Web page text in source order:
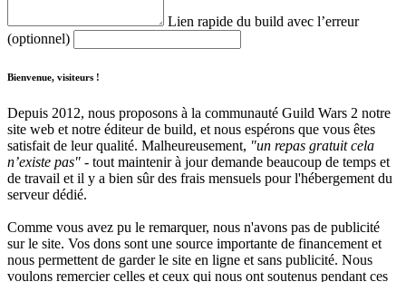
Lien rapide du build avec l’erreur
(optionnel)
Bienvenue, visiteurs !
Depuis 2012, nous proposons à la communauté Guild Wars 2 notre
site web et notre éditeur de build, et nous espérons que vous êtes
satisfait de leur qualité. Malheureusement, "un repas gratuit cela
n’existe pas" - tout maintenir à jour demande beaucoup de temps et
de travail et il y a bien sûr des frais mensuels pour l'hébergement du
serveur dédié.
Comme vous avez pu le remarquer, nous n'avons pas de publicité
sur le site. Vos dons sont une source importante de financement et
nous permettent de garder le site en ligne et sans publicité. Nous
voulons remercier celles et ceux qui nous ont soutenus pendant ces